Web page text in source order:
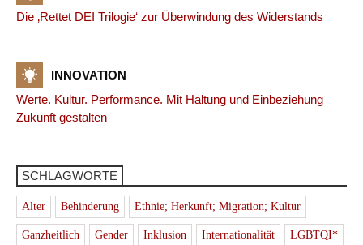
Die ‚Rettet DEI Trilogie‘ zur Überwindung des Widerstands
INNOVATION
Werte. Kultur. Performance. Mit Haltung und Einbeziehung
Zukunft gestalten
SCHLAGWORTE
Alter Behinderung Ethnie; Herkunft; Migration; Kultur
Ganzheitlich Gender Inklusion Internationalität LGBTQI*